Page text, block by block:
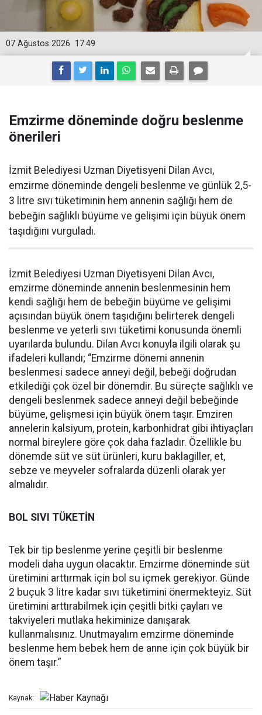
17:49
07 Ağustos 2026
Emzirme döneminde doğru beslenme
önerileri
İzmit Belediyesi Uzman Diyetisyeni Dilan Avcı,
emzirme döneminde dengeli beslenme ve günlük 2,5-
3 litre sıvı tüketiminin hem annenin sağlığı hem de
bebeğin sağlıklı büyüme ve gelişimi için büyük önem
taşıdığını vurguladı.
İzmit Belediyesi Uzman Diyetisyeni Dilan Avcı,
emzirme döneminde annenin beslenmesinin hem
kendi sağlığı hem de bebeğin büyüme ve gelişimi
açısından büyük önem taşıdığını belirterek dengeli
beslenme ve yeterli sıvı tüketimi konusunda önemli
uyarılarda bulundu. Dilan Avcı konuyla ilgili olarak şu
ifadeleri kullandı; “Emzirme dönemi annenin
beslenmesi sadece anneyi değil, bebeği doğrudan
etkilediği çok özel bir dönemdir. Bu süreçte sağlıklı ve
dengeli beslenmek sadece anneyi değil bebeğinde
büyüme, gelişmesi için büyük önem taşır. Emziren
annelerin kalsiyum, protein, karbonhidrat gibi ihtiyaçları
normal bireylere göre çok daha fazladır. Özellikle bu
dönemde süt ve süt ürünleri, kuru baklagiller, et,
sebze ve meyveler sofralarda düzenli olarak yer
almalıdır.
BOL SIVI TÜKETİN
Tek bir tip beslenme yerine çeşitli bir beslenme
modeli daha uygun olacaktır. Emzirme döneminde süt
üretimini arttırmak için bol su içmek gerekiyor. Günde
2 buçuk 3 litre kadar sıvı tüketimini önermekteyiz. Süt
üretimini arttırabilmek için çeşitli bitki çayları ve
takviyeleri mutlaka hekiminize danışarak
kullanmalısınız. Unutmayalım emzirme döneminde
beslenme hem bebek hem de anne için çok büyük bir
önem taşır.”
Kaynak: